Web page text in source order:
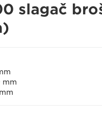
slagač
mm